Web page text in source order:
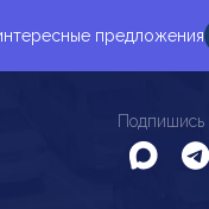
предложения
Подпишись